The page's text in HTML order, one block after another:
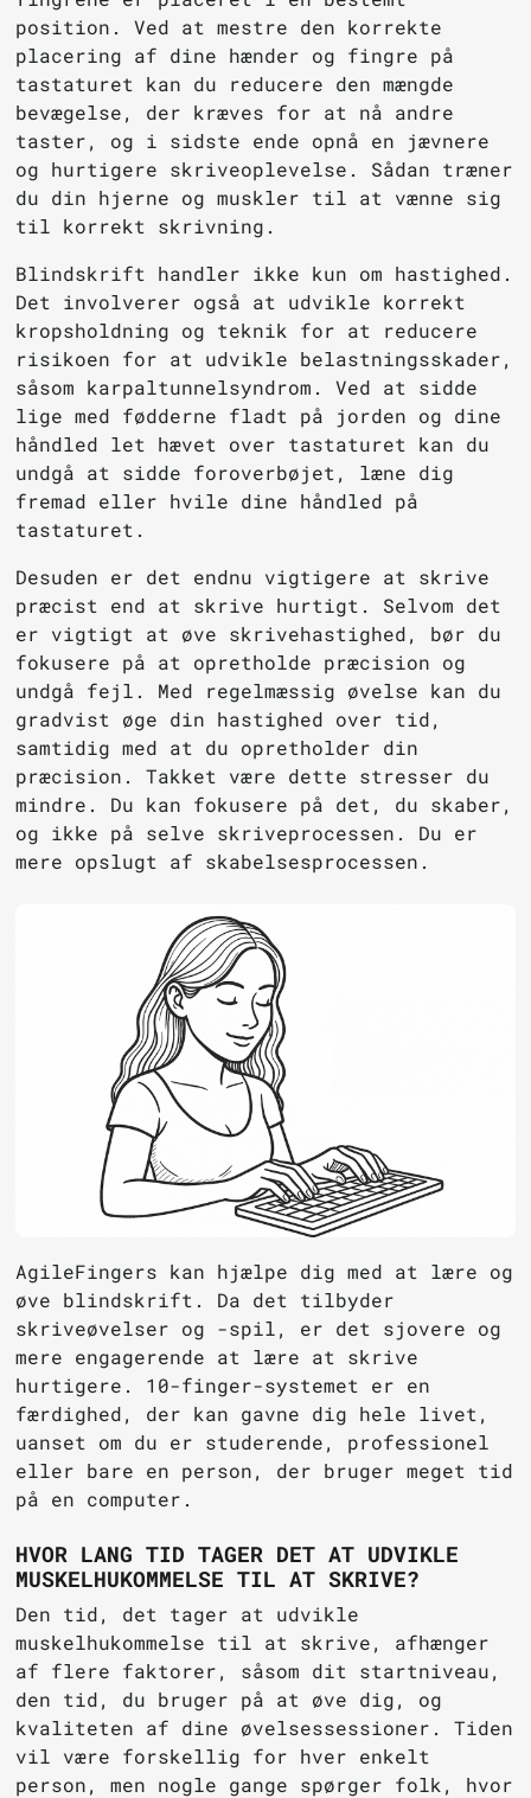
position. Ved at mestre den korrekte
placering af dine hænder og fingre på
tastaturet kan du reducere den mængde
bevægelse, der kræves for at nå andre
taster, og i sidste ende opnå en jævnere
og hurtigere skriveoplevelse. Sådan træner
du din hjerne og muskler til at vænne sig
til korrekt skrivning.
Blindskrift handler ikke kun om hastighed.
Det involverer også at udvikle korrekt
kropsholdning og teknik for at reducere
risikoen for at udvikle belastningsskader,
såsom karpaltunnelsyndrom. Ved at sidde
lige med fødderne fladt på jorden og dine
håndled let hævet over tastaturet kan du
undgå at sidde foroverbøjet, læne dig
fremad eller hvile dine håndled på
tastaturet.
Desuden er det endnu vigtigere at skrive
præcist end at skrive hurtigt. Selvom det
er vigtigt at øve skrivehastighed, bør du
fokusere på at opretholde præcision og
undgå fejl. Med regelmæssig øvelse kan du
gradvist øge din hastighed over tid,
samtidig med at du opretholder din
præcision. Takket være dette stresser du
mindre. Du kan fokusere på det, du skaber,
og ikke på selve skriveprocessen. Du er
mere opslugt af skabelsesprocessen.
AgileFingers kan hjælpe dig med at lære og
øve blindskrift. Da det tilbyder
skriveøvelser og -spil, er det sjovere og
mere engagerende at lære at skrive
hurtigere. 10-finger-systemet er en
færdighed, der kan gavne dig hele livet,
uanset om du er studerende, professionel
eller bare en person, der bruger meget tid
på en computer.
HVOR LANG TID TAGER DET AT UDVIKLE
MUSKELHUKOMMELSE TIL AT SKRIVE?
Den tid, det tager at udvikle
muskelhukommelse til at skrive, afhænger
af flere faktorer, såsom dit startniveau,
den tid, du bruger på at øve dig, og
kvaliteten af dine øvelsessessioner. Tiden
vil være forskellig for hver enkelt
person, men nogle gange spørger folk, hvor